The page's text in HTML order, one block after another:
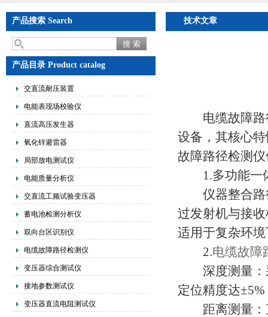
产品搜索 Search
产品目录 Product catalog
交直流耐压装置
电能表现场校验仪
直流高压发生器
氧化锌避雷器
局部放电测试仪
电能质量分析仪
交直流工频试验变压器
蓄电池检测分析仪
双向台区识别仪
电缆故障路径检测仪
变压器综合测试仪
接地参数测试仪
变压器直流电阻测试仪
技术文章
电缆故障路
设备，其核心
故障路径检测
1.多功能一
仪器整合路
过发射机与接
适用于复杂环
2.电缆故障
深度测量：
定位精度达
距离测量：直